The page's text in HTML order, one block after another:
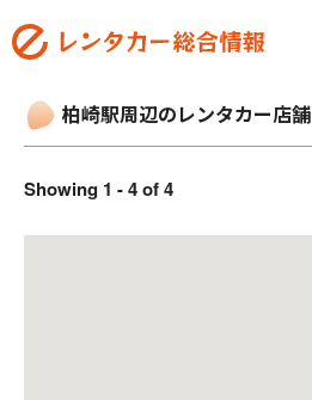
柏崎駅周辺のレンタカー店舗
Showing 1 - 4 of 4